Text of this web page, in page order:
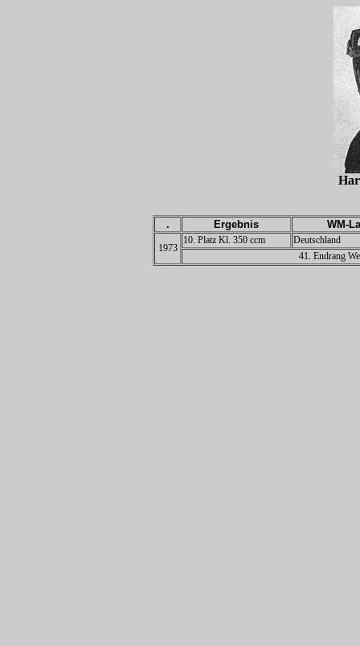
. Ergebnis WM-
1973
10. Platz Kl. 350 ccm
Deutschland
41. Endrang